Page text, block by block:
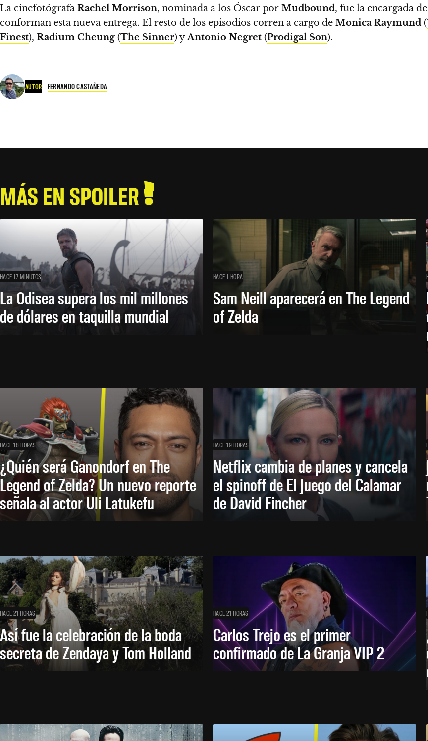
La cinefotógrafa Rachel Morrison, nominada a los Óscar por Mudbound, fue la encargada
conforman esta nueva entrega. El resto de los episodios corren a cargo de Monica Raymund (
Finest), Radium Cheung(The Sinner) yAntonio Negret (Prodigal Son).
AUTOR FERNANDO CASTAÑEDA
MÁS EN SPOILER
HACE 17 MINUTOS
La Odisea supera los mil millones
de dólares en taquilla mundial
HACE 1 HORA
Sam Neill aparecerá en The Legend
of Zelda
HACE 18 HORAS
¿Quién será Ganondorf en The
Legend of Zelda? Un nuevo reporte
señala al actor Uli Latukefu
HACE 19 HORAS
Netflix cambia de planes y cancela
el spinoff de El Juego del Calamar
de David Fincher
HACE 21 HORAS
Así fue la celebración de la boda
secreta de Zendaya y Tom Holland
HACE 21 HORAS
Carlos Trejo es el primer
confirmado de La Granja VIP 2